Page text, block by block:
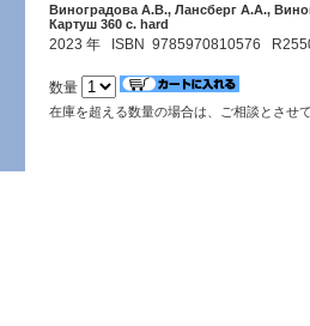
Виноградова А.В., Лансберг А.А.,
Картуш 360 c. hard
2023 年 ISBN 9785970810576
数量
在庫を超える数量の場合は、ご相談とさせ